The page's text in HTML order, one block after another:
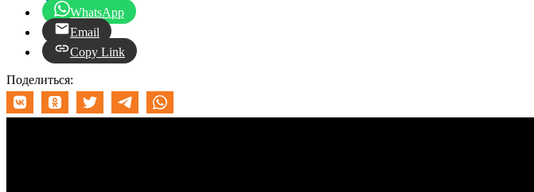
WhatsApp
Email
Copy Link
Поделиться: